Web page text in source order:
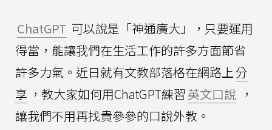
ChatGPT 可以說是「神通廣大」，只要運用
得當，能讓我們在生活工作的許多方面節省
許多力氣。近日就有文教部落格在網路上分
享 ，教大家如何用ChatGPT練習英文口說 ，
讓我們不用再找貴參參的口說外教。